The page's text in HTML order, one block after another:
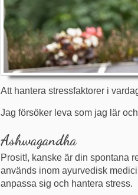
Att hantera stressfaktorer i
Jag försöker leva som jag lär
Ashwagandha
Prosit!, kanske är din spontana
används inom ayurvedisk
anpassa sig och hantera stress.